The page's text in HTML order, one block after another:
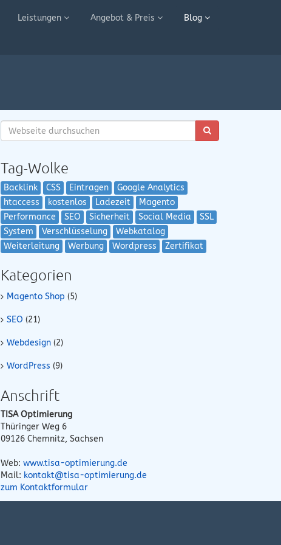
Leistungen Angebot & Preis Blog
Tag-Wolke
Backlink CSS Eintragen
Google Analytics
htaccess
kostenlos Ladezeit
Magento
Performance
SEO Sicherheit Social Media
SSL
System
Verschlüsselung
Webkatalog
Weiterleitung
Werbung Wordpress Zertifikat
Kategorien
Magento Shop (5)
SEO (21)
Webdesign (2)
WordPress (9)
Anschrift
TISA Optimierung
Thüringer Weg 6
09126 Chemnitz, Sachsen
Web: www.tisa-optimierung.de
Mail: kontakt@tisa-optimierung.de
zum Kontaktformular